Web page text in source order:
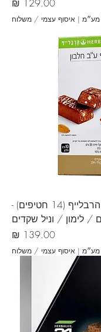
מע״מ | איסוף עצמי / משלוח
חטיפי חלבון הרבלייף (14 חטיפים) -
/ לימון / וניל שקדים
מחיר
מע״מ | איסוף עצמי / משלוח